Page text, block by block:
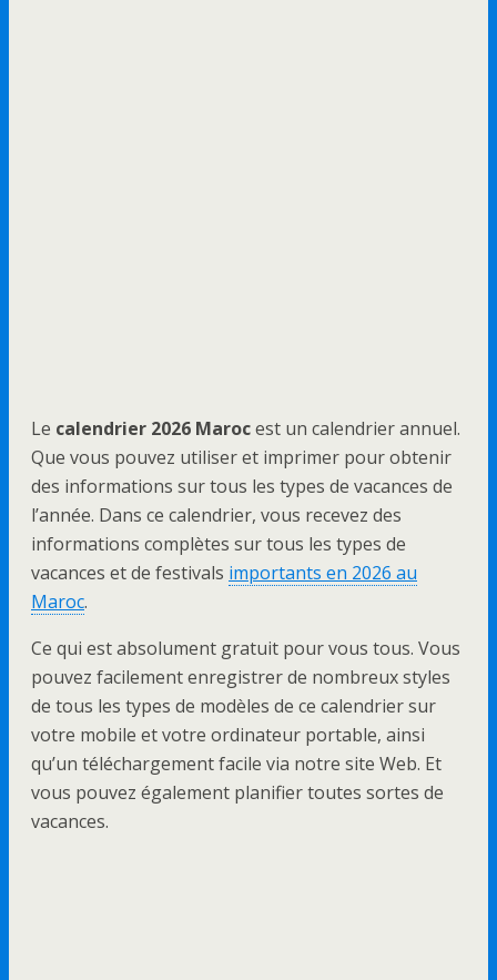
Le calendrier 2026 Marocest un calendrier annuel.
Que vous pouvez utiliser et imprimer pour obtenir
des informations sur tous les types de vacances de
l’année. Dans ce calendrier, vous recevez des
informations complètes sur tous les types de
vacances et de festivals importants en 2026 au
Maroc.
Ce qui est absolument gratuit pour vous tous. Vous
pouvez facilement enregistrer de nombreux styles
de tous les types de modèles de ce calendrier sur
votre mobile et votre ordinateur portable, ainsi
qu’un téléchargement facile via notre site Web. Et
vous pouvez également planifier toutes sortes de
vacances.